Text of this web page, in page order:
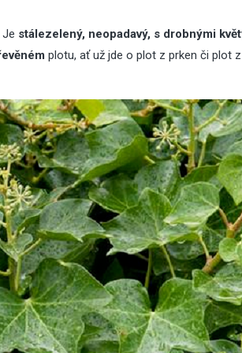
stálezelený, neopadavý, s drobnými
plotu, ať už jde o plot z prken či plot
které
Led
2026
10
Jak vybrat
jídelní stůl?
uznává
Dub
2026
30
Thajská kuchyně
jak si připravit
pokrmy z pohodlí
kuchyně